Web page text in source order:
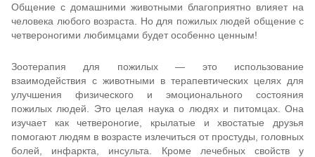
Общение с домашними животными благоприятно влияет на
человека любого возраста. Но для пожилых людей общение с
четвероногими любимцами будет особенно ценным!
Зоотерапия для пожилых — это использование
взаимодействия с животными в терапевтических целях для
улучшения физического и эмоционального состояния
пожилых людей. Это целая наука о людях и питомцах. Она
изучает как четвероногие, крылатые и хвостатые друзья
помогают людям в возрасте излечиться от простуды, головных
болей, инфаркта, инсульта. Кроме лечебных свойств у